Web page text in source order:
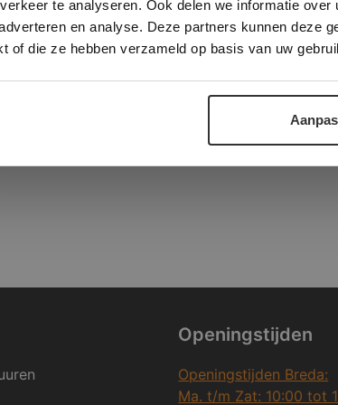
te analyseren. Ook delen we informatie
en analyse. Deze partners kunnen deze
of die ze hebben verzameld op basis van uw
Openingstijden
Openingstijden Breda:
Ma. t/m Zat: 10:00 tot
ALLES ACCEPTEREN